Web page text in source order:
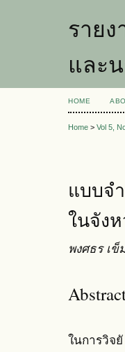
ราย
และ
HOME
Home > Vol 5,
แบบจ
ในจัง
พงศธร เข็
ในการวิจ